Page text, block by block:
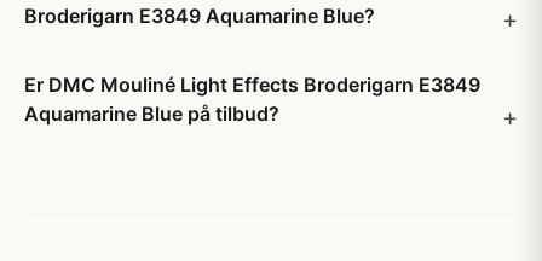
Broderigarn E3849 Aquamarine Blue?
Er DMC Mouliné Light Effects Broderigarn E3849
Aquamarine Blue på tilbud?